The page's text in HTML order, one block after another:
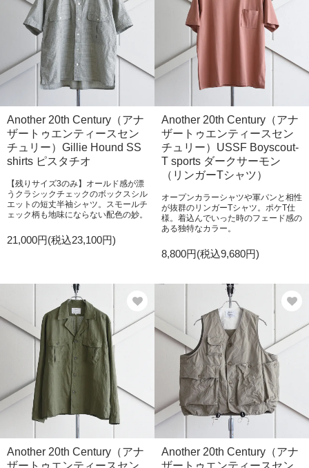
Another 20th Century（アナ
ザートゥエンティースセン
チュリー）Gillie Hound SS
shirts ピスタチオ
【残りサイズ3のみ】オールド感が漂
うクラシックチェックのボックスシル
エットの短丈半袖シャツ。スモールチ
ェック柄も地味にならない配色の妙。
21,000円(税込23,100円)
Another 20th Century（アナ
ザートゥエンティースセン
チュリー）USSF Boyscout-
T sports ダークサーモン
（リンガーTシャツ）
オープンカラーシャツや軍パンと相性
が抜群のリンガーTシャツ。ポケT仕
様。着込んでいった時のフェード感の
ある独特なカラー。
8,800円(税込9,680円)
Another 20th Century（アナ
ザートゥエンティースセン
Another 20th Century（アナ
ザートゥエンティースセン